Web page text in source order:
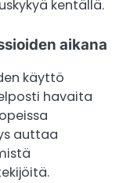
kentällä.
aikana
käyttö
havaita
auttaa